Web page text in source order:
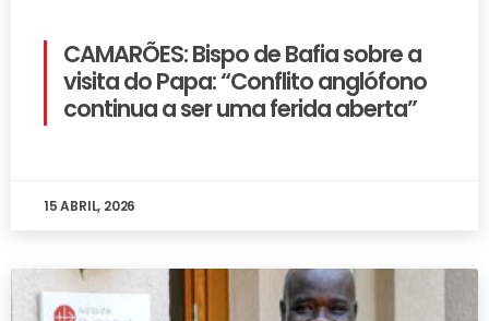
CAMARÕES: Bispo de Bafia sobre a
visita do Papa: “Conflito anglófono
continua a ser uma ferida aberta”
15 ABRIL, 2026